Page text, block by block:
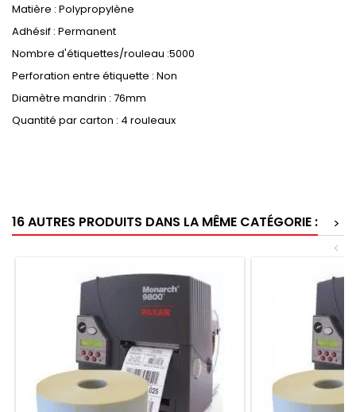
Matière : Polypropylène
Adhésif : Permanent
Nombre d'étiquettes/rouleau :5000
Perforation entre étiquette : Non
Diamètre mandrin : 76mm
Quantité par carton : 4 rouleaux
16 AUTRES PRODUITS DANS LA MÊME CATÉGORIE :
>
<